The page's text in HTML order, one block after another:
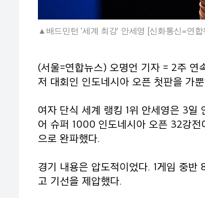
배드민턴 '세계 최강' 안세영 [신화통신=연합
(서울=연합뉴스) 오명언 기자 = 2주 연
저 대회인 인도네시아 오픈 첫판을 가
여자 단식 세계 랭킹 1위 안세영은 3일
어 슈퍼 1000 인도네시아 오픈 32강
으로 완파했다.
경기 내용은 압도적이었다. 1게임 중
고 기선을 제압했다.